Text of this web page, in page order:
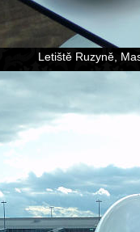
Letiště Ruzyně,